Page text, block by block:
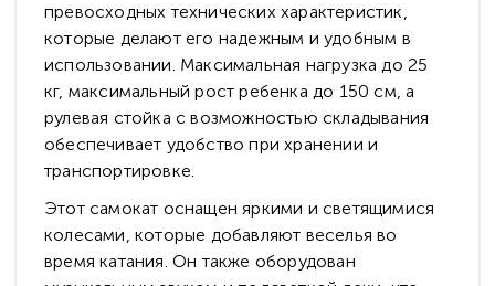
превосходных технических характеристик,
которые делают его надежным и удобным в
использовании. Максимальная нагрузка до 25
кг, максимальный рост ребенка до 150 см, а
рулевая стойка с возможностью складывания
обеспечивает удобство при хранении и
транспортировке.
Этот самокат оснащен яркими и светящимися
колесами, которые добавляют веселья во
время катания. Он также оборудован